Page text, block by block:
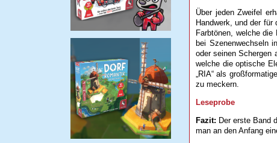
Über jeden Zweifel
Handwerk, und der
Farbtönen, welche
bei Szenenwechseln
oder seinen Schergen
welche die optische
„RIA“ als
zu meckern.
Leseprobe
Fazit: Der erste Band
man an den Anfang